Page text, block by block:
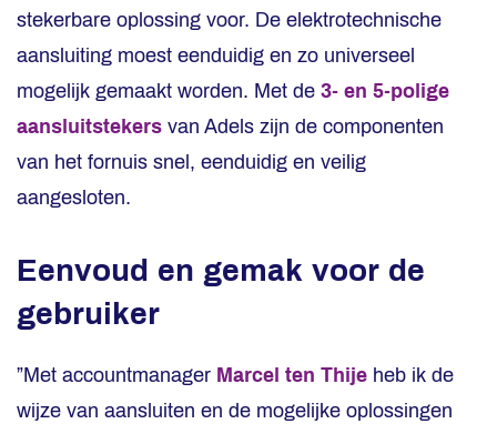
stekerbare oplossing voor. De elektrotechnische
aansluiting moest eenduidig en zo universeel
mogelijk gemaakt worden. Met de 3- en 5-polige
aansluitstekers van Adels zijn de componenten
van het fornuis snel, eenduidig en veilig
aangesloten.
Eenvoud en gemak voor de
gebruiker
”Met accountmanager Marcel ten Thije heb ik de
wijze van aansluiten en de mogelijke oplossingen